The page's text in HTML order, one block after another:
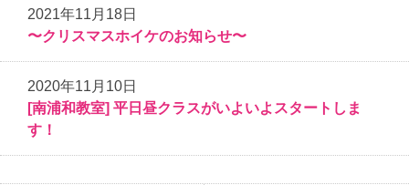
2021年11月18日
〜クリスマスホイケのお知らせ〜
2020年11月10日
[南浦和教室] 平日昼クラスがいよいよスタートしま
す！